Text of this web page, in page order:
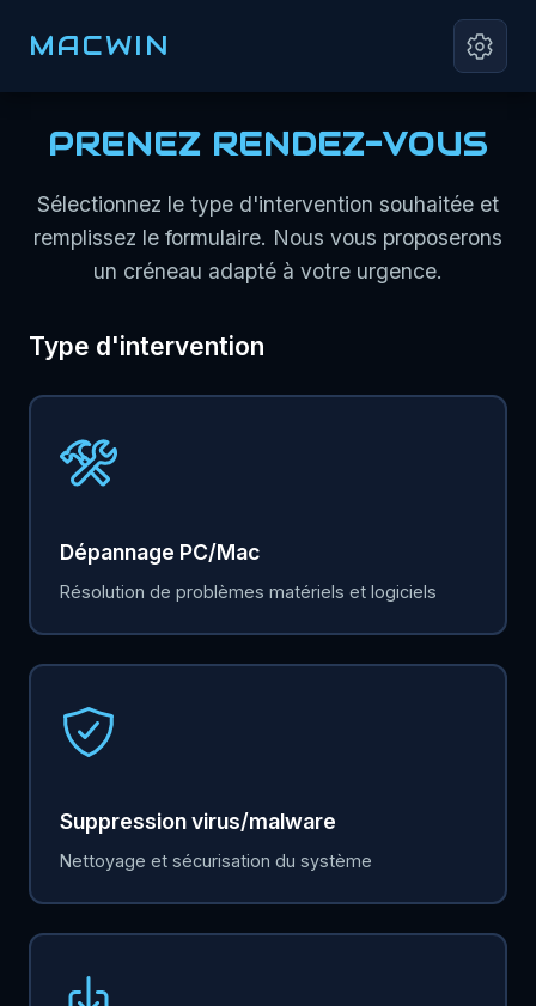
MACWIN
PRENEZ RENDEZ-VOUS
Sélectionnez le type d'intervention souhaitée et
remplissez le formulaire. Nous vous proposerons
un créneau adapté à votre urgence.
Type d'intervention
Dépannage PC/Mac
Résolution de problèmes matériels et logiciels
Suppression virus/malware
Nettoyage et sécurisation du système